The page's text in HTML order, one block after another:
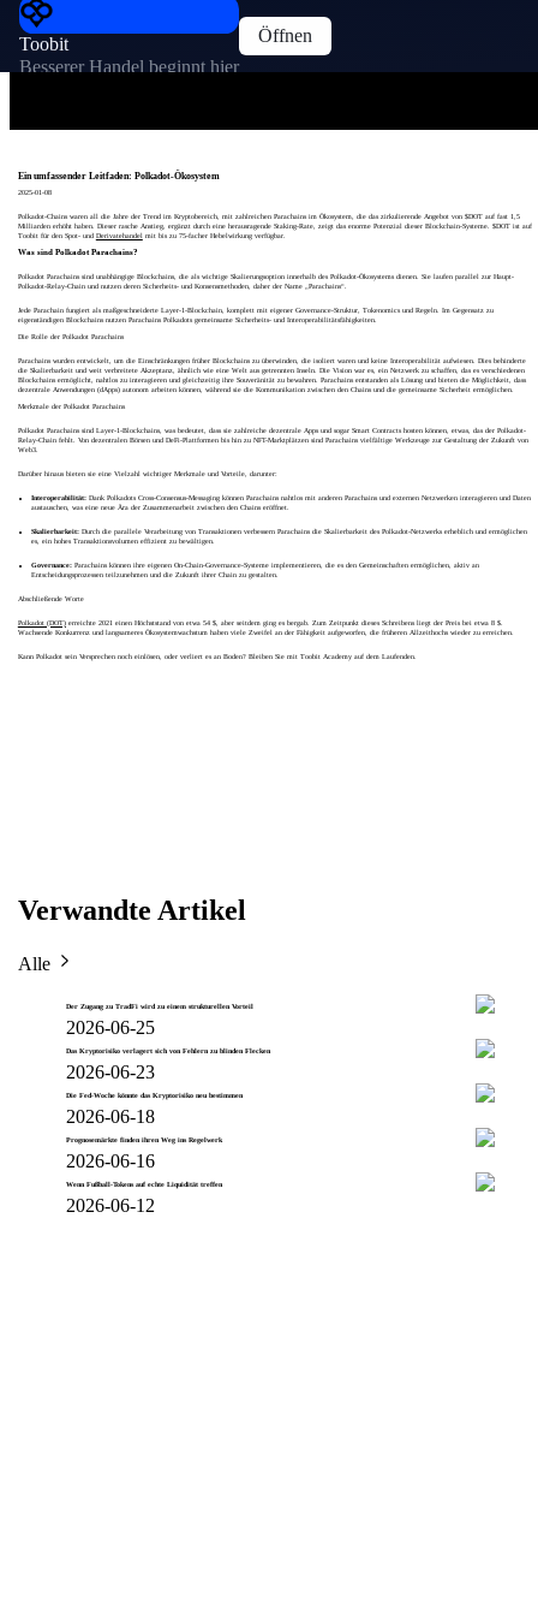
Toobit
Besserer Handel beginnt hier
Öffnen
Ein umfassender Leitfaden: Polkadot-Ökosystem
2025-01-08
Polkadot-Chains waren all die Jahre der Trend im Kryptobereich, mit zahlreichen Parachains im Ökosystem, die das zirkulierende Angebot von $DOT auf fast 1,5
Milliarden erhöht haben. Dieser rasche Anstieg, ergänzt durch eine herausragende Staking-Rate, zeigt das enorme Potenzial dieser Blockchain-Systeme. $DOT ist auf
Toobit für den Spot- und Derivatehandel mit bis zu 75-facher Hebelwirkung verfügbar.
Was sind Polkadot Parachains?
Polkadot Parachains sind unabhängige Blockchains, die als wichtige Skalierungsoption innerhalb des Polkadot-Ökosystems dienen. Sie laufen parallel zur Haupt-
Polkadot-Relay-Chain und nutzen deren Sicherheits- und Konsensmethoden, daher der Name „Parachains“.
Jede Parachain fungiert als maßgeschneiderte Layer-1-Blockchain, komplett mit eigener Governance-Struktur, Tokenomics und Regeln. Im Gegensatz zu
eigenständigen Blockchains nutzen Parachains Polkadots gemeinsame Sicherheits- und Interoperabilitätsfähigkeiten.
Die Rolle der Polkadot Parachains
Parachains wurden entwickelt, um die Einschränkungen früher Blockchains zu überwinden, die isoliert waren und keine Interoperabilität aufwiesen. Dies behinderte
die Skalierbarkeit und weit verbreitete Akzeptanz, ähnlich wie eine Welt aus getrennten Inseln. Die Vision war es, ein Netzwerk zu schaffen, das es verschiedenen
Blockchains ermöglicht, nahtlos zu interagieren und gleichzeitig ihre Souveränität zu bewahren. Parachains entstanden als Lösung und bieten die Möglichkeit, dass
dezentrale Anwendungen (dApps) autonom arbeiten können, während sie die Kommunikation zwischen den Chains und die gemeinsame Sicherheit ermöglichen.
Merkmale der Polkadot Parachains
Polkadot Parachains sind Layer-1-Blockchains, was bedeutet, dass sie zahlreiche dezentrale Apps und sogar Smart Contracts hosten können, etwas, das der Polkadot-
Relay-Chain fehlt. Von dezentralen Börsen und DeFi-Plattformen bis hin zu NFT-Marktplätzen sind Parachains vielfältige Werkzeuge zur Gestaltung der Zukunft von
Web3.
Darüber hinaus bieten sie eine Vielzahl wichtiger Merkmale und Vorteile, darunter:
Interoperabilität:Dank Polkadots Cross-Consensus-Messaging können Parachains nahtlos mit anderen Parachains und externen Netzwerken interagieren und Daten
austauschen, was eine neue Ära der Zusammenarbeit zwischen den Chains eröffnet.
Skalierbarkeit:Durch die parallele Verarbeitung von Transaktionen verbessern Parachains die Skalierbarkeit des Polkadot-Netzwerks erheblich und ermöglichen
es, ein hohes Transaktionsvolumen effizient zu bewältigen.
Governance:Parachains können ihre eigenen On-Chain-Governance-Systeme implementieren, die es den Gemeinschaften ermöglichen, aktiv an
Entscheidungsprozessen teilzunehmen und die Zukunft ihrer Chain zu gestalten.
Abschließende Worte
Polkadot (DOT)erreichte 2021 einen Höchststand von etwa 54 $, aber seitdem ging es bergab. Zum Zeitpunkt dieses Schreibens liegt der Preis bei etwa 8 $.
Wachsende Konkurrenz und langsameres Ökosystemwachstum haben viele Zweifel an der Fähigkeit aufgeworfen, die früheren Allzeithochs wieder zu erreichen.
Kann Polkadot sein Versprechen noch einlösen, oder verliert es an Boden? Bleiben Sie mit Toobit Academy auf dem Laufenden.
Verwandte Artikel
Alle
Der Zugang zu TradFi wird zu einem strukturellen Vorteil
2026-06-25
Das Kryptorisiko verlagert sich von Fehlern zu blinden Flecken
2026-06-23
Die Fed-Woche könnte das Kryptorisiko neu bestimmen
2026-06-18
Prognosemärkte finden ihren Weg ins Regelwerk
2026-06-16
Wenn Fußball-Tokens auf echte Liquidität treffen
2026-06-12